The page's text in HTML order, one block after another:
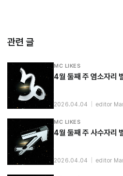
관련 글
MC LIKES
4월 둘째 주 염소자리
2026.04.04 editor
MC LIKES
4월 둘째 주 사수자리
2026.04.04 editor